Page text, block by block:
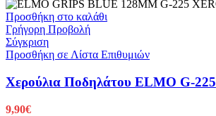
Προσθήκη στο καλάθι
Γρήγορη Προβολή
Σύγκριση
Προσθήκη σε Λίστα Επιθυμιών
Χερούλια Ποδηλάτου ELMO G-225
9,90€